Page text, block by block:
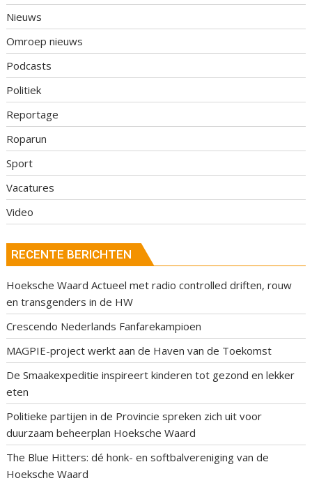
Nieuws
Omroep nieuws
Podcasts
Politiek
Reportage
Roparun
Sport
Vacatures
Video
RECENTE BERICHTEN
Hoeksche Waard Actueel met radio controlled driften, rouw
en transgenders in de HW
Crescendo Nederlands Fanfarekampioen
MAGPIE-project werkt aan de Haven van de Toekomst
De Smaakexpeditie inspireert kinderen tot gezond en lekker
eten
Politieke partijen in de Provincie spreken zich uit voor
duurzaam beheerplan Hoeksche Waard
The Blue Hitters: dé honk- en softbalvereniging van de
Hoeksche Waard